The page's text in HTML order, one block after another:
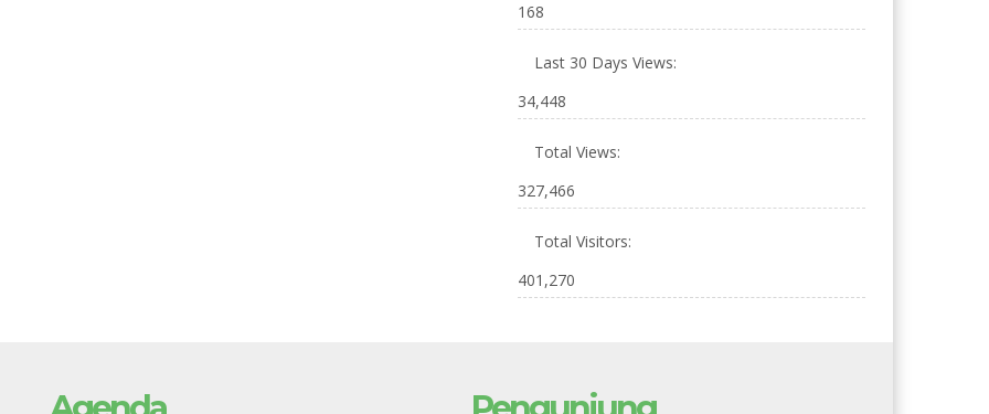
168
Last 30 Days Views:
34,448
Total Views:
327,466
Total Visitors:
401,270